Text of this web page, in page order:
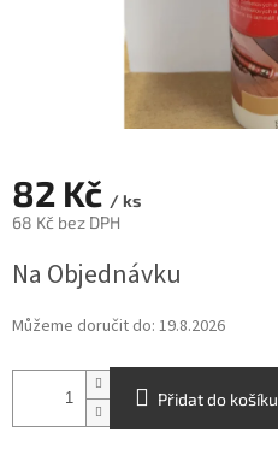
82 Kč / ks
68 Kč bez DPH
cena:
Na Objednávku
Můžeme doručit do: 19.8.2026
Přidat do košíku